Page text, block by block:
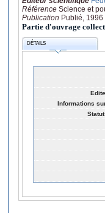
Référence Science et
Publication Publié, 1996
Partie d'ouvrage
DÉTAILS
Informations